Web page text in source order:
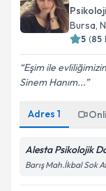
Psikoloji
Bursa,
5 (85
Eşim ile
Sinem Hanım...
Adres 1
Alesta Psikolojik
Barış Mah.İkbal Sok